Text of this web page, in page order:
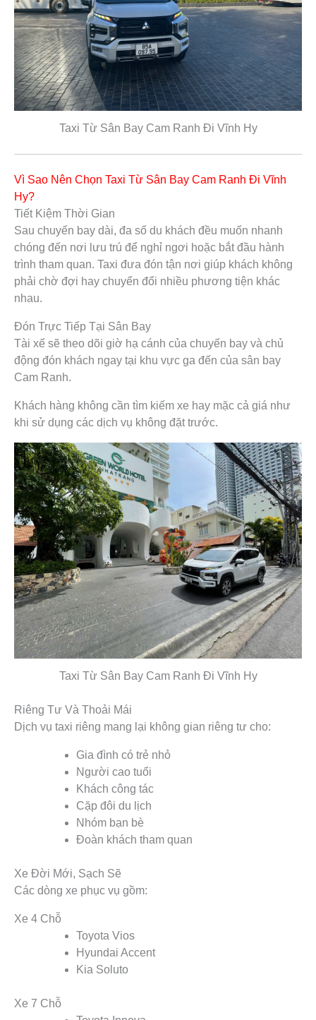
Taxi Từ Sân Bay Cam Ranh Đi Vĩnh Hy
Vì Sao Nên Chọn Taxi Từ Sân Bay Cam Ranh Đi Vĩnh
Hy?
Tiết Kiệm Thời Gian
Sau chuyến bay dài, đa số du khách đều muốn nhanh
chóng đến nơi lưu trú để nghỉ ngơi hoặc bắt đầu hành
trình tham quan. Taxi đưa đón tận nơi giúp khách không
phải chờ đợi hay chuyển đổi nhiều phương tiện khác
nhau.
Đón Trực Tiếp Tại Sân Bay
Tài xế sẽ theo dõi giờ hạ cánh của chuyến bay và chủ
động đón khách ngay tại khu vực ga đến của sân bay
Cam Ranh.
Khách hàng không cần tìm kiếm xe hay mặc cả giá như
khi sử dụng các dịch vụ không đặt trước.
Taxi Từ Sân Bay Cam Ranh Đi Vĩnh Hy
Riêng Tư Và Thoải Mái
Dịch vụ taxi riêng mang lại không gian riêng tư cho:
Gia đình có trẻ nhỏ
Người cao tuổi
Khách công tác
Cặp đôi du lịch
Nhóm bạn bè
Đoàn khách tham quan
Xe Đời Mới, Sạch Sẽ
Các dòng xe phục vụ gồm:
Xe 4 Chỗ
Toyota Vios
Hyundai Accent
Kia Soluto
Xe 7 Chỗ